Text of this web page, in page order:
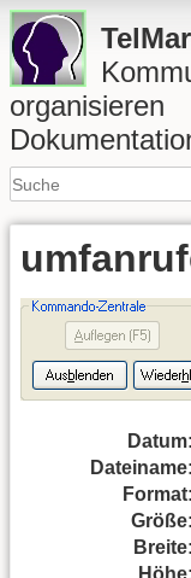
organisieren
Datum:
Dateiname:
Format:
Größe:
Breite:
Höhe: